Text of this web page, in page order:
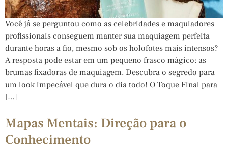
Você já se perguntou como as celebridades e maquiadores
profissionais conseguem manter sua maquiagem perfeita
durante horas a fio, mesmo sob os holofotes mais intensos?
A resposta pode estar em um pequeno frasco mágico: as
brumas fixadoras de maquiagem. Descubra o segredo para
um look impecável que dura o dia todo! O Toque Final para
[…]
Mapas Mentais: Direção para o
Conhecimento